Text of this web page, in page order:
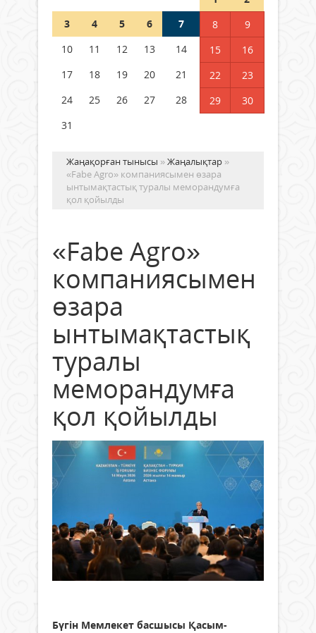
Германия аптап ыстыққа
бастады
04 тамыз 2026 ж.
3
4 5 6 7 8
9
10
11 12 13 14 15
16
17
18 19 20 21 22
23
24
25 26 27 28 29
30
31
Жаңақорған тынысы »Жаңалықтар »
«Fabe Agro» компаниясымен өзара
ынтымақтастық туралы меморандумға
қол қойылды
«Fabe Agro»
компаниясымен
өзара
ынтымақтастық
туралы
меморандумға
қол қойылды
Бүгін Мемлекет басшысы Қасым-